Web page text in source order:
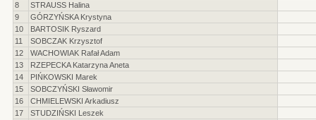
8
STRAUSS Halina
9
GÓRZYŃSKA Krystyna
10
BARTOSIK Ryszard
11
SOBCZAK Krzysztof
12
WACHOWIAK Rafał Adam
13
RZEPECKA Katarzyna Aneta
14
PIŃKOWSKI Marek
15
SOBCZYŃSKI Sławomir
16
CHMIELEWSKI Arkadiusz
17
STUDZIŃSKI Leszek